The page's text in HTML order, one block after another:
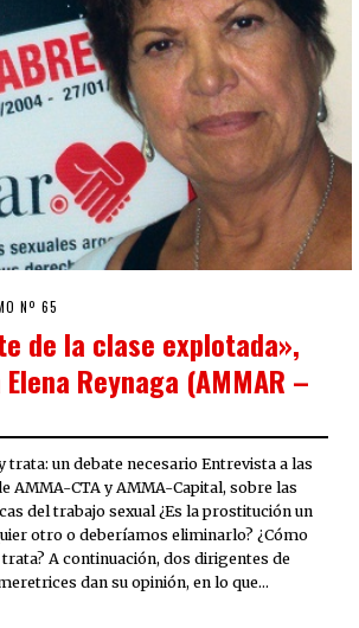
Nº 65
de la clase explotada»,
Reynaga (AMMAR –
trata: un debate necesario Entrevista a las
AMMA-CTA y AMMA-Capital, sobre las
del trabajo sexual ¿Es la prostitución un
otro o deberíamos eliminarlo? ¿Cómo
A continuación, dos dirigentes de
dan su opinión, en lo que…